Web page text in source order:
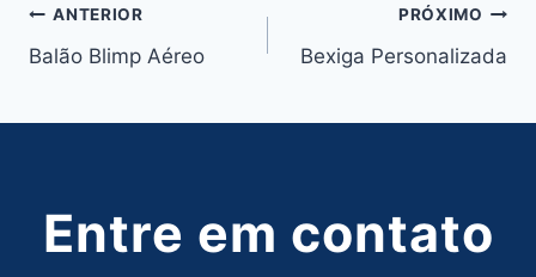
Navegação
de
Post
ANTERIOR
Balão Blimp Aéreo
PRÓXIMO
Bexiga Personalizada
Entre em contato